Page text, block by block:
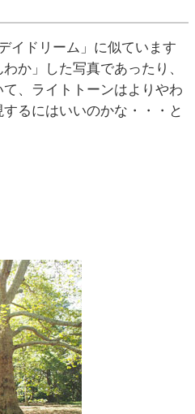
イドリーム」に似ています
か」した写真であったり、
て、ライトトーンはよりやわ
るにはいいのかな・・・と